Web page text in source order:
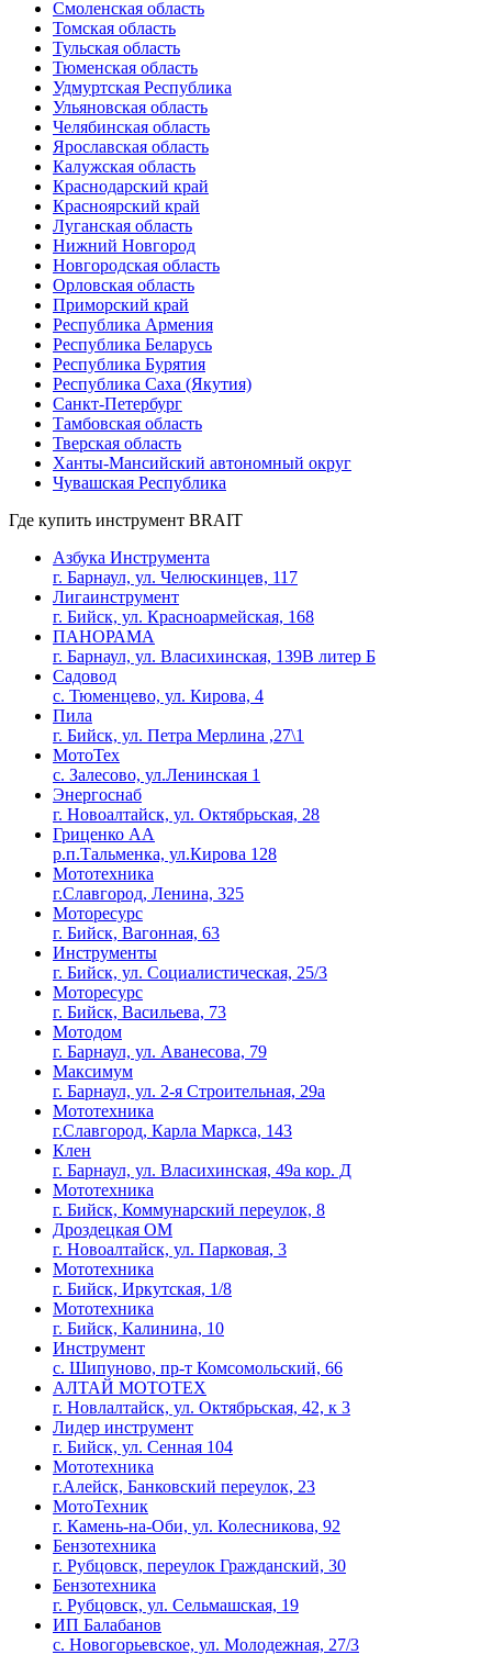
Смоленская область
Томская область
Тульская область
Тюменская область
Удмуртская Республика
Ульяновская область
Челябинская область
Ярославская область
Калужская область
Краснодарский край
Красноярский край
Луганская область
Нижний Новгород
Новгородская область
Орловская область
Приморский край
Республика Армения
Республика Беларусь
Республика Бурятия
Республика Саха (Якутия)
Санкт-Петербург
Тамбовская область
Тверская область
Ханты-Мансийский автономный округ
Чувашская Республика
Где купить инструмент BRAIT
Азбука Инструмента
г. Барнаул, ул. Челюскинцев, 117
Лигаинструмент
г. Бийск, ул. Красноармейская, 168
ПАНОРАМА
г. Барнаул, ул. Власихинская, 139В литер Б
Садовод
с. Тюменцево, ул. Кирова, 4
Пила
г. Бийск, ул. Петра Мерлина ,27\1
МотоТех
с. Залесово, ул.Ленинская 1
Энергоснаб
г. Новоалтайск, ул. Октябрьская, 28
Гриценко АА
р.п.Тальменка, ул.Кирова 128
Мототехника
г.Славгород, Ленина, 325
Моторесурс
г. Бийск, Вагонная, 63
Инструменты
г. Бийск, ул. Социалистическая, 25/3
Моторесурс
г. Бийск, Васильева, 73
Мотодом
г. Барнаул, ул. Аванесова, 79
Максимум
г. Барнаул, ул. 2-я Строительная, 29а
Мототехника
г.Славгород, Карла Маркса, 143
Клен
г. Барнаул, ул. Власихинская, 49а кор. Д
Мототехника
г. Бийск, Коммунарский переулок, 8
Дроздецкая ОМ
г. Новоалтайск, ул. Парковая, 3
Мототехника
г. Бийск, Иркутская, 1/8
Мототехника
г. Бийск, Калинина, 10
Инструмент
с. Шипуново, пр-т Комсомольский, 66
АЛТАЙ МОТОТЕХ
г. Новлалтайск, ул. Октябрьская, 42, к 3
Лидер инструмент
г. Бийск, ул. Сенная 104
Мототехника
г.Алейск, Банковский переулок, 23
МотоТехник
г. Камень-на-Оби, ул. Колесникова, 92
Бензотехника
г. Рубцовск, переулок Гражданский, 30
Бензотехника
г. Рубцовск, ул. Сельмашская, 19
ИП Балабанов
с. Новогорьевское, ул. Молодежная, 27/3